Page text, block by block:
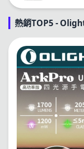
熱銷TOP5 -